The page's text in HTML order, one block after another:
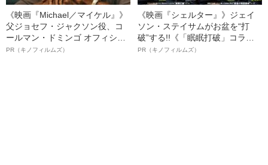
《映画『Michael／マイケル』》
父ジョセフ・ジャクソン役、コ
ールマン・ドミンゴ オフィシャ
ルインタビュー“観客を魅了した
PR（キノフィルムズ）
《映画『シェルター』》ジェイ
ソン・ステイサムがお盆を“打
破”する!!《「眠眠打破」コラ
ボ》
PR（キノフィルムズ）